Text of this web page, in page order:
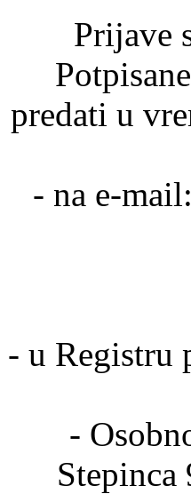
Prijave
predati u
- na e-mail:
- u Registru
-